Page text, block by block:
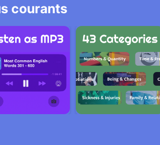
courants